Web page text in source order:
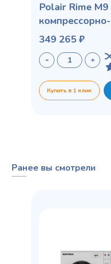
Polair Rime M9
компрессорно-
349 265 ₽
Купить в 1 клик
Ранее вы смотрели